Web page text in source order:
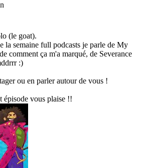
(le goat).
la semaine full podcasts je parle de My
comment ça m'a marqué, de Severance
:)
ou en parler autour de vous !
épisode vous plaise !!